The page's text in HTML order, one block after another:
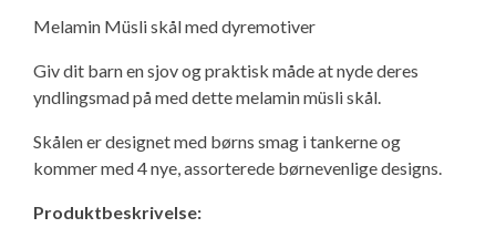
Isabella Lufttelte
Isabella weekend- og vinterfortelte
3 spændende ideer til campingvognen
GPS tracker til autocamper og campingvogn
Klagemuligheder
Konkurrenceregler
Handelsbetingelser - webshop
Cookie & Privatlivspolitik
Melamin Müsli skål med dyremotiver
Giv dit barn en sjov og praktisk måde at nyde deres
yndlingsmad på med dette melamin müsli skål.
Skålen er designet med børns smag i tankerne og
kommer med 4 nye, assorterede børnevenlige designs.
Produktbeskrivelse: